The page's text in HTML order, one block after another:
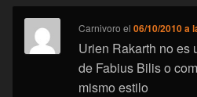
Carnivoro el06/10/2010 a
Urien Rakarth no es
de Fabius Bilis o
mismo estilo